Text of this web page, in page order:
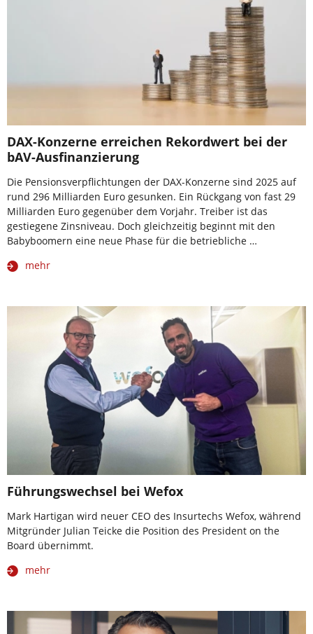
DAX-Konzerne erreichen Rekordwert bei der
bAV-Ausfinanzierung
Die Pensionsverpflichtungen der DAX-Konzerne sind 2025 auf
rund 296 Milliarden Euro gesunken. Ein Rückgang von fast 29
Milliarden Euro gegenüber dem Vorjahr. Treiber ist das
gestiegene Zinsniveau. Doch gleichzeitig beginnt mit den
Babyboomern eine neue Phase für die betriebliche …
mehr
Führungswechsel bei Wefox
Mark Hartigan wird neuer CEO des Insurtechs Wefox, während
Mitgründer Julian Teicke die Position des President on the
Board übernimmt.
mehr